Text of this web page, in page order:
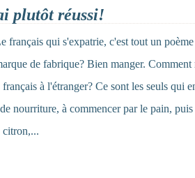
plutôt réussi!
français qui s'expatrie, c'est tout un
de fabrique? Bien manger. Comment
français à l'étranger? Ce sont les seuls qui
nourriture, à commencer par le pain,
citron,...